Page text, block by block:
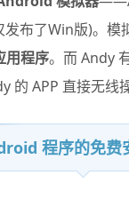
布了Win版)。模
用程序。而 Andy
的 APP 直接无
程序的免费